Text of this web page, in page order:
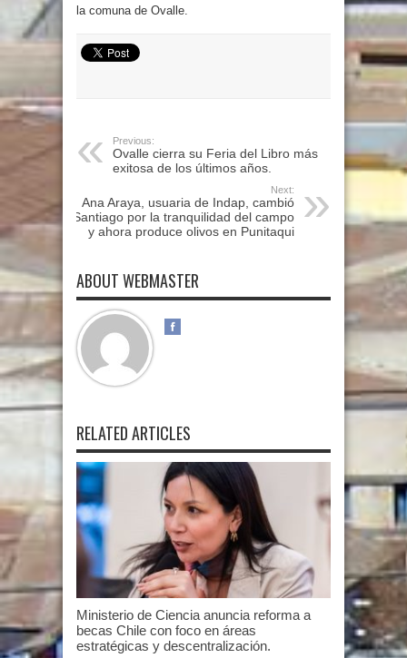
la comuna de Ovalle.
Previous:
Ovalle cierra su Feria del Libro más
exitosa de los últimos años.
Next:
Ana Araya, usuaria de Indap, cambió
Santiago por la tranquilidad del campo
y ahora produce olivos en Punitaqui
ABOUT WEBMASTER
RELATED ARTICLES
Ministerio de Ciencia anuncia reforma a
becas Chile con foco en áreas
estratégicas y descentralización.